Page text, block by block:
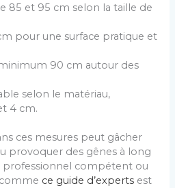
85 et 95 cm selon la taille de
pour une surface pratique et
90 cm autour des
selon le matériau,
4 cm.
ces mesures peut gâcher
provoquer des gênes à long
professionnel compétent ou
ce guide d’experts est